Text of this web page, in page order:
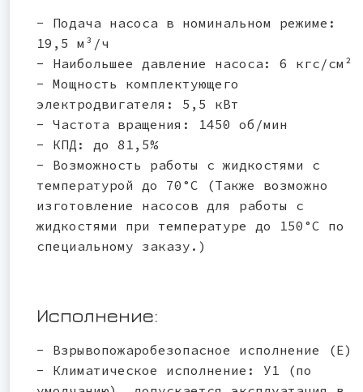
- Подача насоса в номинальном режиме:
19,5 м³/ч
- Наибольшее давление насоса: 6 кгс/см²
- Мощность комплектующего
электродвигателя: 5,5 кВт
- Частота вращения: 1450 об/мин
- КПД: до 81,5%
- Возможность работы с жидкостями с
температурой до 70°C (Также возможно
изготовление насосов для работы с
жидкостями при температуре до 150°С по
специальному заказу.)
Исполнение:
- Взрывопожаробезопасное исполнение (Е)
- Климатическое исполнение: У1 (по